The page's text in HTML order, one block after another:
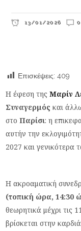
13/01/2026
Επισκέψεις: 409
H έφεση τηςΜαρίν
Συναγερμόςκαι
στοΠαρίσι: η
αυτήν την
2027 και γενικότερα
Η ακροαματική
(τοπική ώρα, 14:30
θεωρητικά μέχρι τις
βρίσκεται στην